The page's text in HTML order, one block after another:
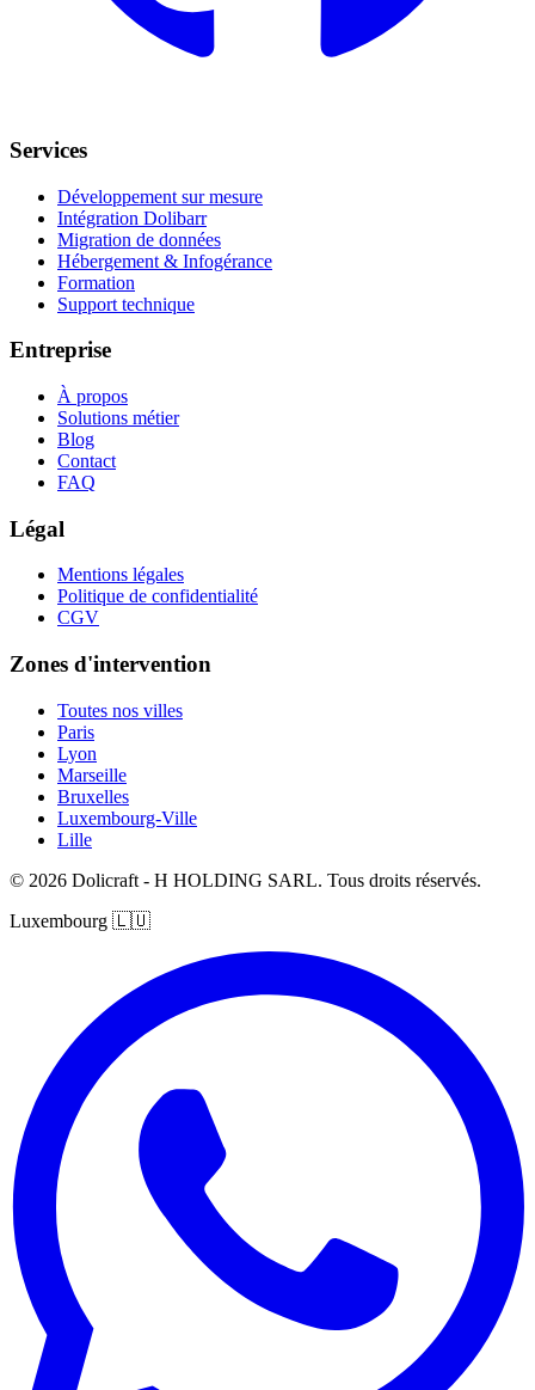
Services
Développement sur mesure
Intégration Dolibarr
Migration de données
Hébergement & Infogérance
Formation
Support technique
Entreprise
À propos
Solutions métier
Blog
Contact
FAQ
Légal
Mentions légales
Politique de confidentialité
CGV
Zones d'intervention
Toutes nos villes
Paris
Lyon
Marseille
Bruxelles
Luxembourg-Ville
Lille
© 2026 Dolicraft - H HOLDING SARL. Tous droits réservés.
Luxembourg 🇱🇺